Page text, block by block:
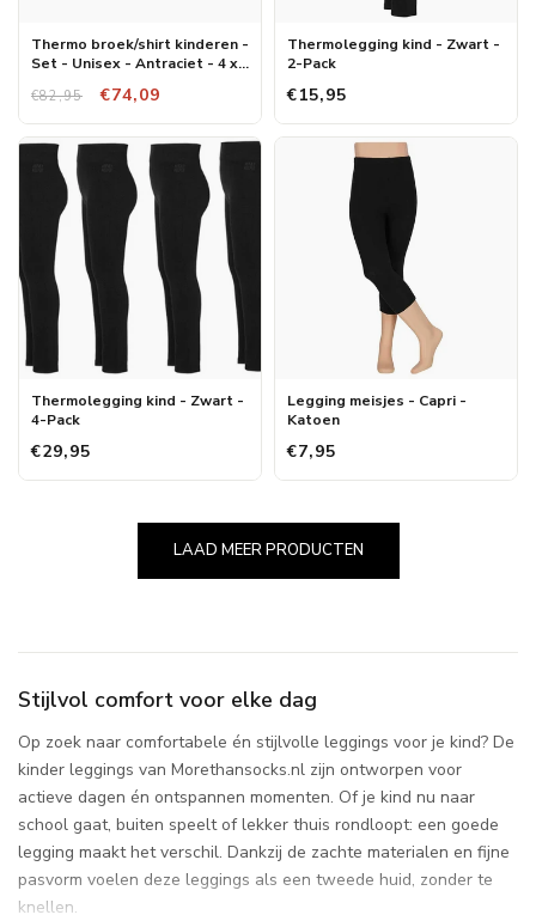
Thermo broek/shirt kinderen -
Set - Unisex - Antraciet - 4 x
€82,95 €74,09
Thermolegging kind - Zwart -
2-Pack
€15,95
Thermolegging kind - Zwart -
4-Pack
€29,95
Legging meisjes - Capri -
Katoen
€7,95
LAAD MEER PRODUCTEN
Stijlvol comfort voor elke dag
Op zoek naar comfortabele én stijlvolle leggings voor je kind? De
kinder leggings van Morethansocks.nl zijn ontworpen voor
actieve dagen én ontspannen momenten. Of je kind nu naar
school gaat, buiten speelt of lekker thuis rondloopt: een goede
legging maakt het verschil. Dankzij de zachte materialen en fijne
pasvorm voelen deze leggings als een tweede huid, zonder te
knellen.